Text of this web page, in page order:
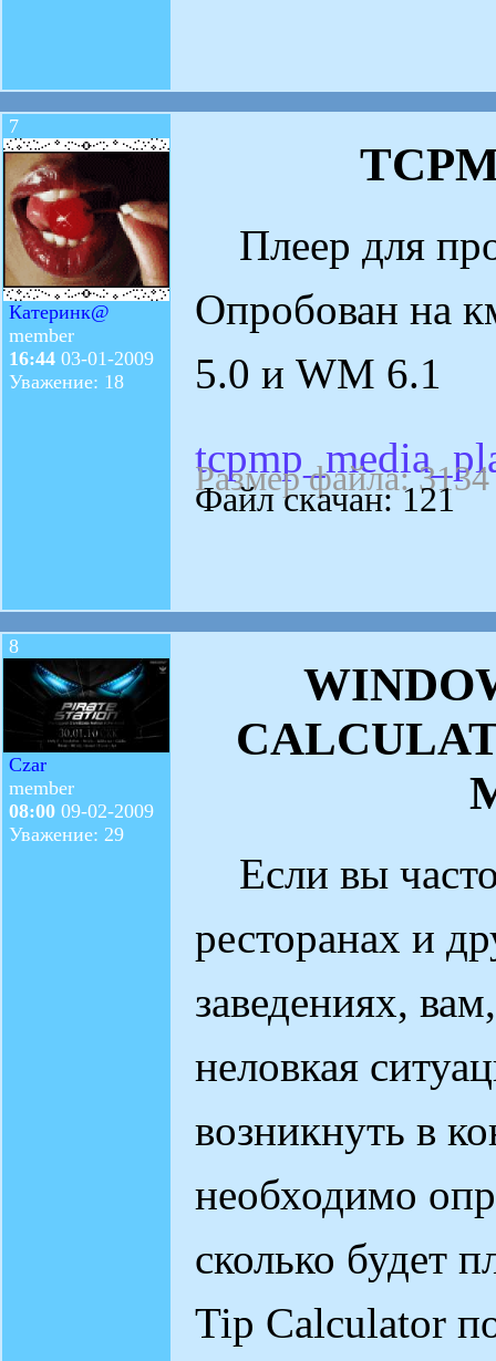
7
Катеринк@
member
16:44 03-01-2009
Уважение: 18
Плеер для
Опробован на
5.0 и WM 6.1
Размер файла:
Файл скачан: 121
8
Czar
member
08:00 09-02-2009
Уважение: 29
Если вы
ресторанах и
заведениях,
неловкая
возникнуть в
необходимо
сколько будет
Tip Calculator